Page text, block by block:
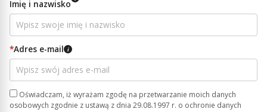
Imię i nazwisko
*Adres e-mail i
Oświadczam, iż wyrażam zgodę na przetwarzanie moich danych
osobowych zgodnie z ustawą z dnia 29.08.1997 r. o ochronie danych